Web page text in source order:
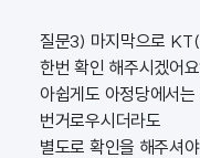
질문3) 마지막으로
한번 확인 해주시겠어
아쉽게도 아정당에서
번거로우시더라도
별도로 확인을 해주셔